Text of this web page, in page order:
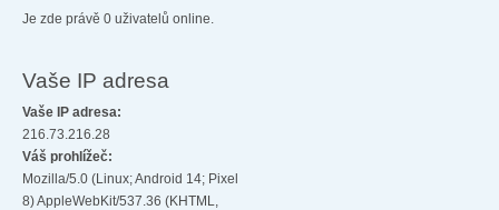
Je zde právě 0 uživatelů online.
Vaše IP adresa
Vaše IP adresa:
216.73.216.28
Váš prohlížeč:
Mozilla/5.0 (Linux; Android 14; Pixel
8) AppleWebKit/537.36 (KHTML,